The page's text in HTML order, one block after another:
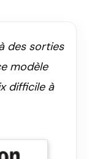
des sorties
modèle
difficile à